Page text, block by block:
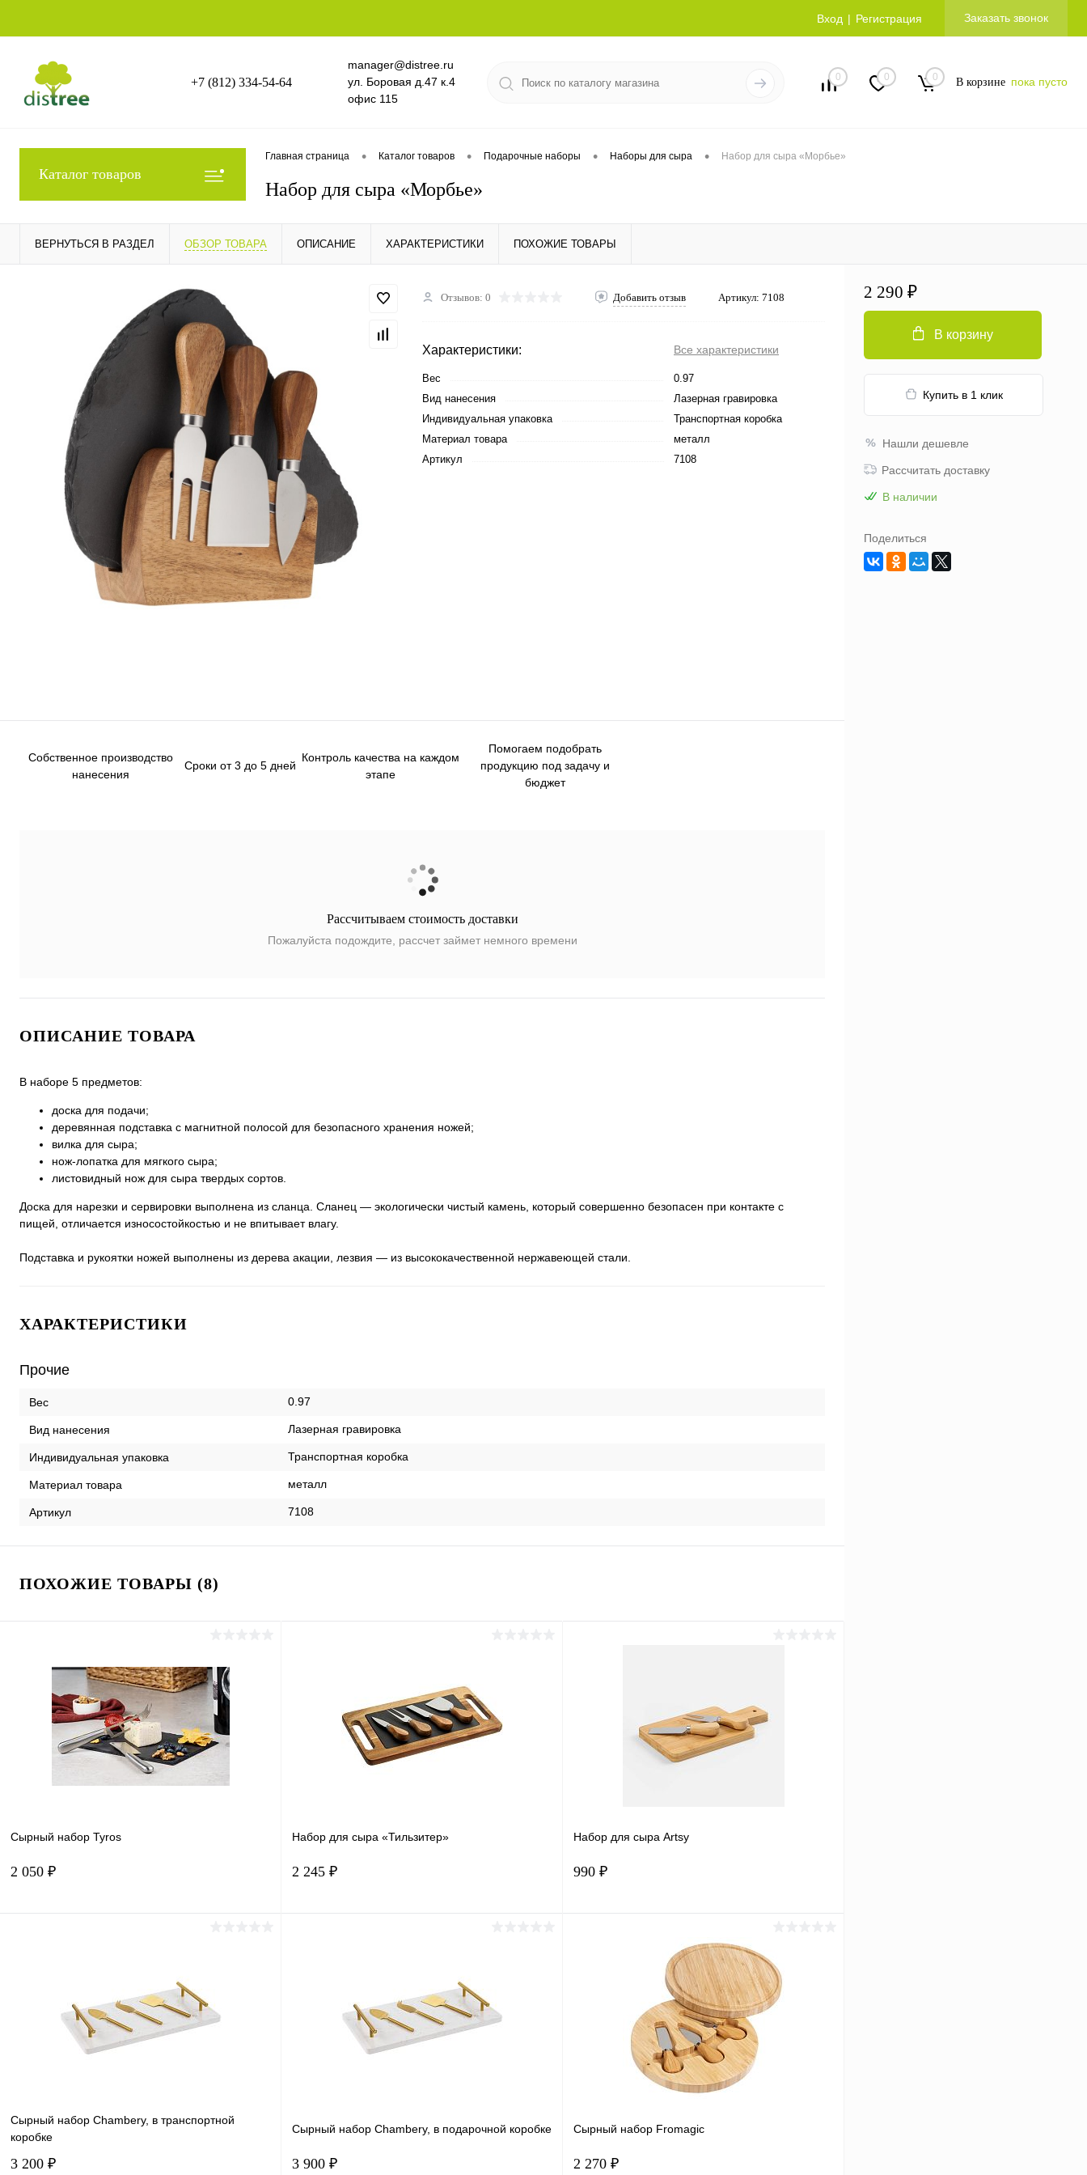
Вход Регистрация Заказать звонок
+7 (812) 334-54-64
manager@distree.ru
ул. Боровая д.47 к.4
офис 115
0 0 0 В корзине пока пусто
Каталог товаров
Главная страница • Каталог товаров • Подарочные наборы • Наборы для сыра • Набор для сыра «Морбье»
Набор для сыра «Морбье»
ВЕРНУТЬСЯ В РАЗДЕЛ ОБЗОР ТОВАРА ОПИСАНИЕ ХАРАКТЕРИСТИКИ ПОХОЖИЕ ТОВАРЫ
Отзывов: 0 Добавить отзыв Артикул: 7108
Характеристики: Все характеристики
Вес
0.97
Вид нанесения
Лазерная гравировка
Индивидуальная упаковка
Транспортная коробка
Материал товара
металл
Артикул
7108
Собственное производство
нанесения
Сроки от 3 до 5 дней
Контроль качества на каждом
этапе
Помогаем подобрать
продукцию под задачу и
бюджет
Рассчитываем стоимость доставки
Пожалуйста подождите, рассчет займет немного времени
ОПИСАНИЕ ТОВАРА
В наборе 5 предметов:
доска для подачи;
деревянная подставка с магнитной полосой для безопасного хранения ножей;
вилка для сыра;
нож-лопатка для мягкого сыра;
листовидный нож для сыра твердых сортов.
Доска для нарезки и сервировки выполнена из сланца. Сланец — экологически чистый камень, который совершенно безопасен при контакте с
пищей, отличается износостойкостью и не впитывает влагу.
Подставка и рукоятки ножей выполнены из дерева акации, лезвия — из высококачественной нержавеющей стали.
ХАРАКТЕРИСТИКИ
Прочие
Вес 0.97
Вид нанесения Лазерная гравировка
Индивидуальная упаковка Транспортная коробка
Материал товара металл
Артикул 7108
ПОХОЖИЕ ТОВАРЫ (8)
Сырный набор Tyros
2 050 ₽
Сравнение
В избранное В наличии
Набор для сыра «Тильзитер»
2 245 ₽
Сравнение
В избранное В наличии
Набор для сыра Artsy
990 ₽
Купить в 1 клик Сравнение
В избранное В наличии
Сырный набор Chambery, в транспортной
коробке
3 200 ₽
Сырный набор Chambery, в подарочной коробке
3 900 ₽
Сырный набор Fromagic
2 270 ₽
2 290 ₽
В корзину
Купить в 1 клик
Нашли дешевле
Рассчитать доставку
В наличии
Поделиться